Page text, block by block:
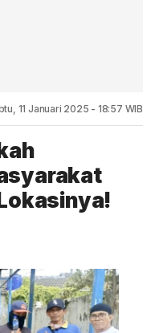
11 Januari 2025 - 18:57 WIB